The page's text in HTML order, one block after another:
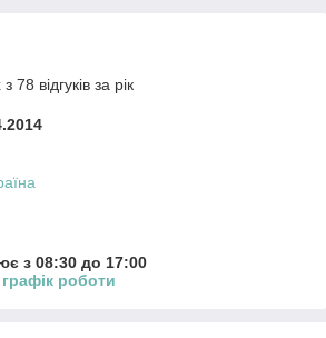
78 відгуків за рік
з 08:30 до 17:00
роботи